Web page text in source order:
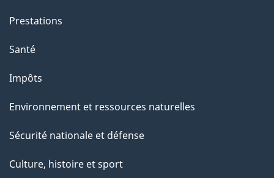
t
e
a
g
e
Prestations
Santé
Impôts
Environnement et ressources naturelles
Sécurité nationale et défense
Culture, histoire et sport